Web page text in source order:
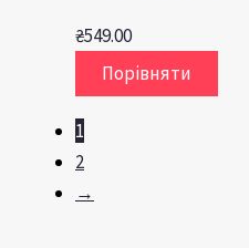
₴549.00
Порівняти
1
2
→